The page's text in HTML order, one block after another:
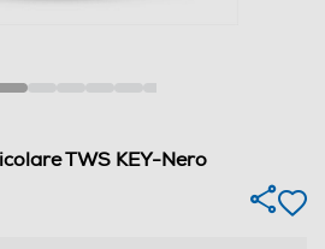
TWS KEY-Nero